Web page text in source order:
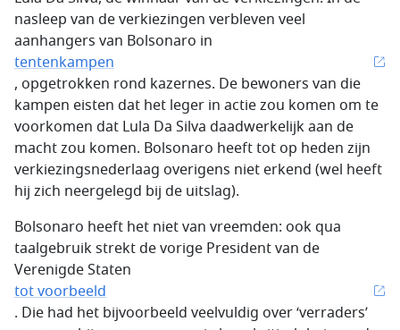
nasleep van de verkiezingen verbleven veel
aanhangers van Bolsonaro in
tentenkampen
, opgetrokken rond kazernes. De bewoners van die
kampen eisten dat het leger in actie zou komen om te
voorkomen dat Lula Da Silva daadwerkelijk aan de
macht zou komen. Bolsonaro heeft tot op heden zijn
verkiezingsnederlaag overigens niet erkend (wel heeft
hij zich neergelegd bij de uitslag).
Bolsonaro heeft het niet van vreemden: ook qua
taalgebruik strekt de vorige President van de
Verenigde Staten
tot voorbeeld
. Die had het bijvoorbeeld veelvuldig over ‘verraders’